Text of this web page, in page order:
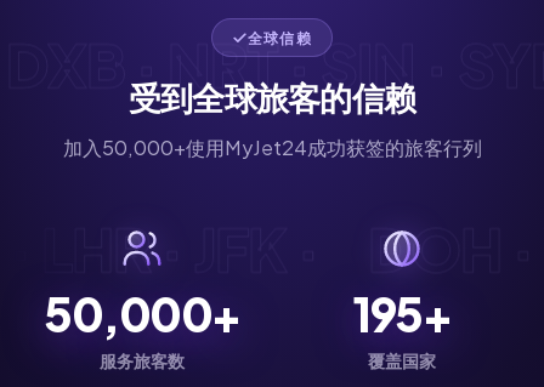
· NRT · SIN · SYD
· LHR · JFK ·
全球信赖
受到全球旅客的信赖
加入50,000+使用MyJet24成功获签的旅客行列
50,000+
服务旅客数
195+
覆盖国家